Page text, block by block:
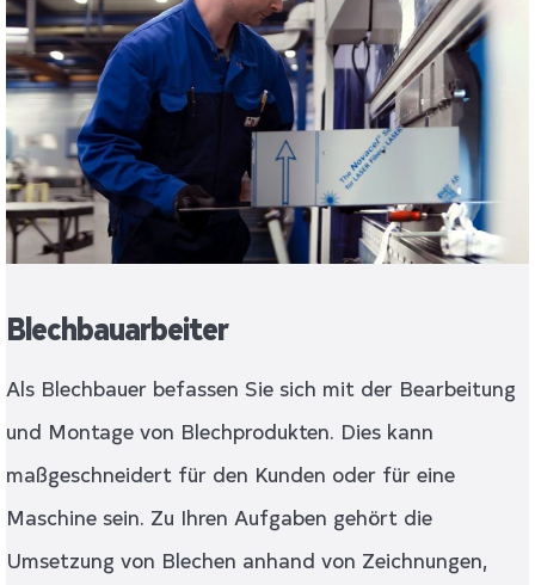
Blechbauarbeiter
Als Blechbauer befassen Sie sich mit der Bearbeitung
und Montage von Blechprodukten. Dies kann
maßgeschneidert für den Kunden oder für eine
Maschine sein. Zu Ihren Aufgaben gehört die
Umsetzung von Blechen anhand von Zeichnungen,